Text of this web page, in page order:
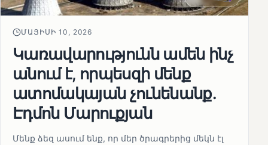
ՄԱՅԻՍԻ 10, 2026
Կառավարությունն ամեն ինչ
անում է, որպեսզի մենք
ատոմակայան չունենանք․
Էդմոն Մարուքյան
Մենք ձեզ ասում ենք, որ մեր ծրագրերից մեկն էլ